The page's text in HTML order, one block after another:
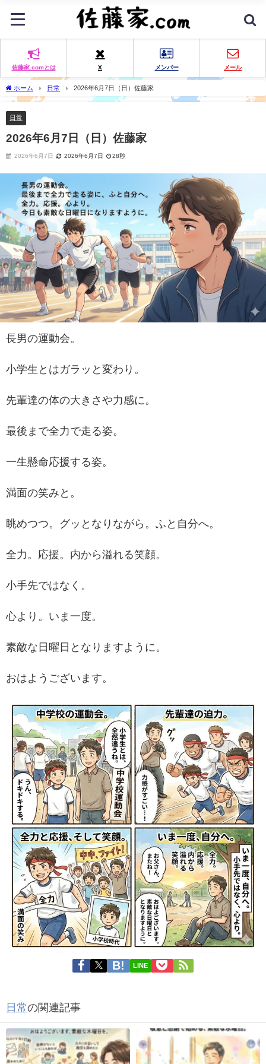
佐藤家.comとは X メンバー メール
ホーム 日常 2026年6月7日（日）佐藤家
日常
2026年6月7日（日）佐藤家
2026年6月7日 2026年6月7日 28秒
長男の運動会。
小学生とはガラッと変わり。
先輩達の体の大きさや力感に。
最後まで全力で走る姿。
一生懸命応援する姿。
満面の笑みと。
眺めつつ。グッとなりながら。ふと自分へ。
全力。応援。内から溢れる笑顔。
小手先ではなく。
心より。いま一度。
素敵な日曜日となりますように。
おはようございます。
LINE
日常の関連記事